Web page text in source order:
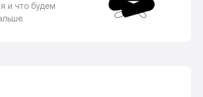
и что будем